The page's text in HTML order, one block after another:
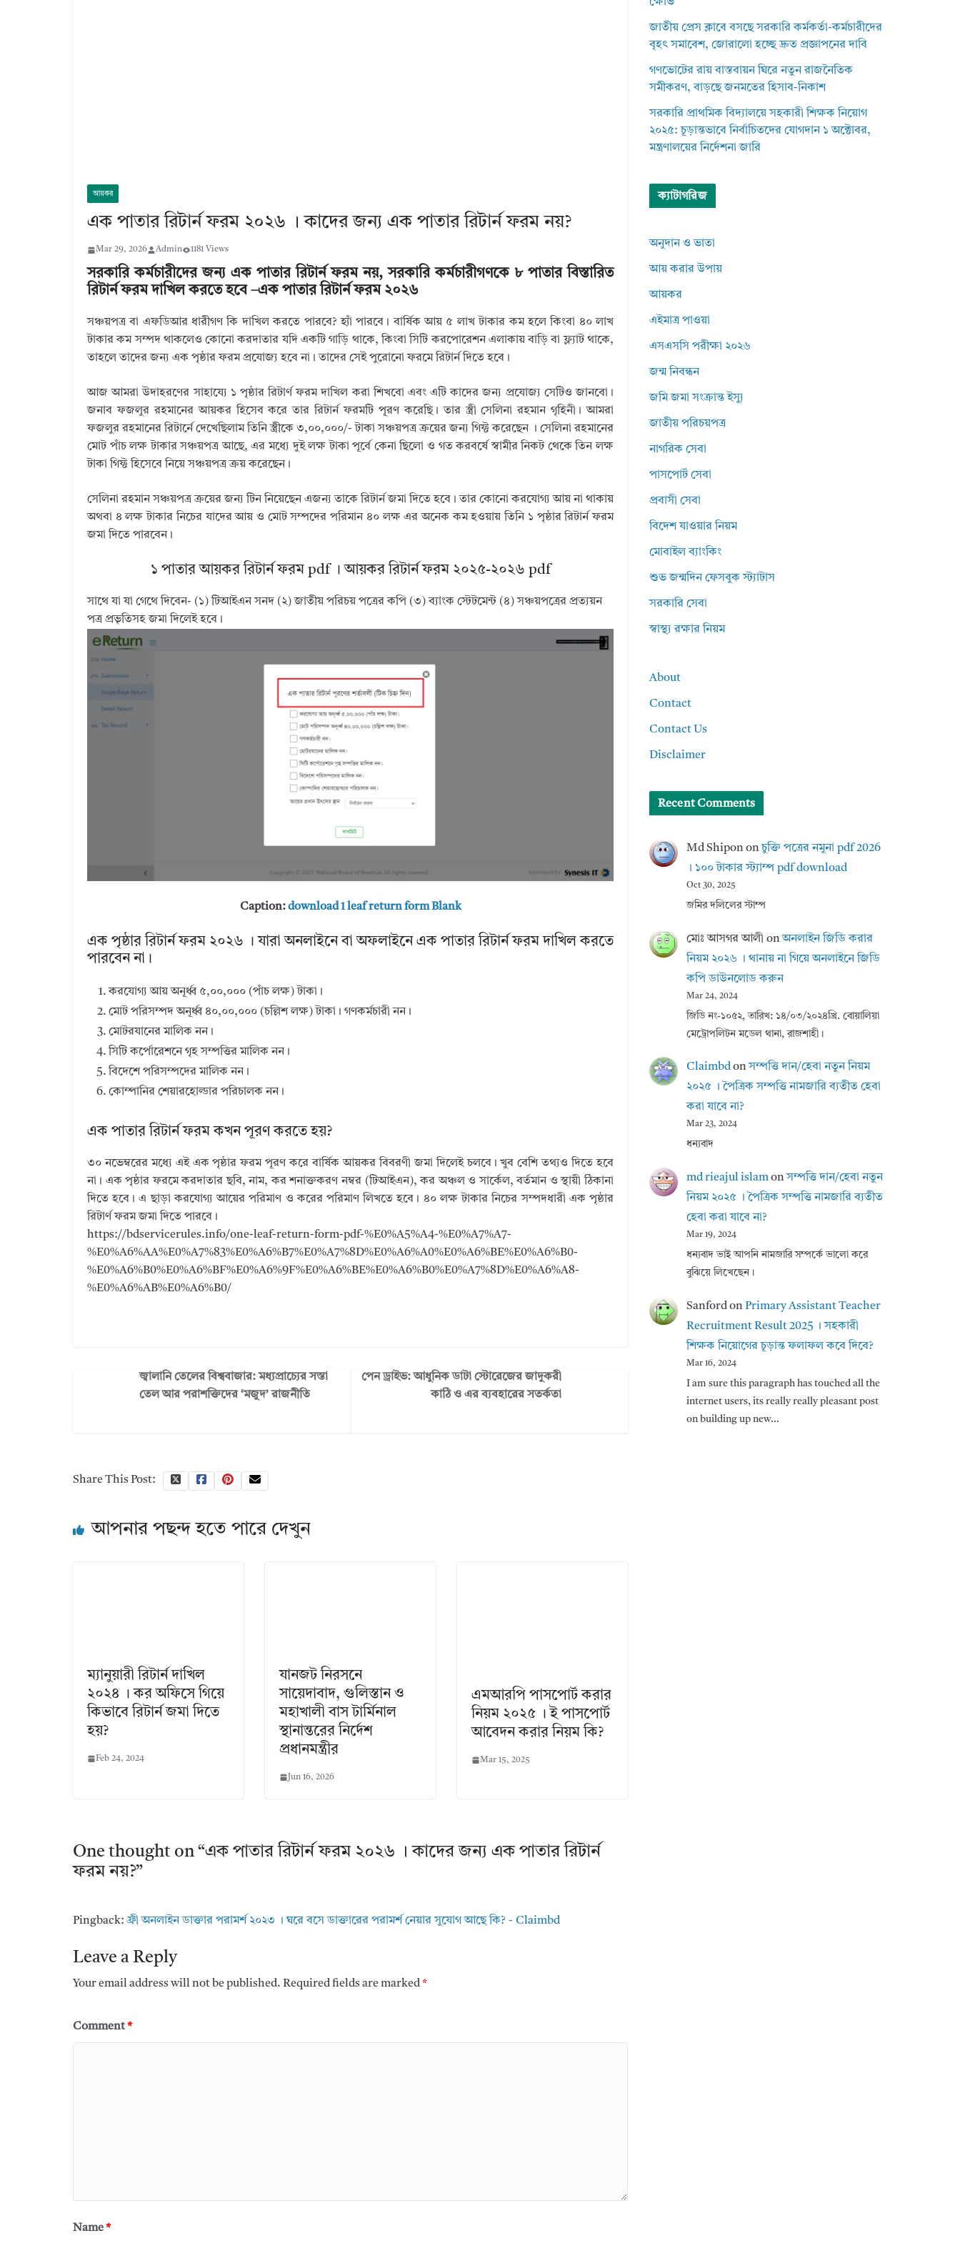
আয়কর
এক পাতার রিটার্ন ফরম ২০২৬ । কাদের জন্য এক পাতার রিটার্ন ফরম নয়?
Mar 29, 2026 Admin 1181 Views
সরকারি কর্মচারীদের জন্য এক পাতার রিটার্ন ফরম নয়, সরকারি কর্মচারীগণকে ৮ পাতার বিস্তারিত
রিটার্ন ফরম দাখিল করতে হবে –এক পাতার রিটার্ন ফরম ২০২৬
সঞ্চয়পত্র বা এফডিআর ধারীগণ কি দাখিল করতে পারবে? হ্যাঁ পারবে। বার্ষিক আয় ৫ লাখ টাকার কম হলে কিংবা ৪০ লাখ
টাকার কম সম্পদ থাকলেও কোনো করদাতার যদি একটি গাড়ি থাকে, কিংবা সিটি করপোরেশন এলাকায় বাড়ি বা ফ্ল্যাট থাকে,
তাহলে তাদের জন্য এক পৃষ্ঠার ফরম প্রযোজ্য হবে না। তাদের সেই পুরোনো ফরমে রিটার্ন দিতে হবে।
আজ আমরা উদাহরণের সাহায্যে ১ পৃষ্ঠার রিটার্ণ ফরম দাখিল করা শিখবো এবং এটি কাদের জন্য প্রযোজ্য সেটিও জানবো।
জনাব ফজলুর রহমানের আয়কর হিসেব করে তার রিটার্ন ফরমটি পূরণ করেছি। তার স্ত্রী সেলিনা রহমান গৃহিনী। আমরা
ফজলুর রহমানের রিটার্নে দেখেছিলাম তিনি স্ত্রীকে ৩,০০,০০০/- টাকা সঞ্চয়পত্র ক্রয়ের জন্য গিফ্ট করেছেন । সেলিনা রহমানের
মোট পাঁচ লক্ষ টাকার সঞ্চয়পত্র আছে, এর মধ্যে দুই লক্ষ টাকা পূর্বে কেনা ছিলো ও গত করবর্ষে স্বামীর নিকট থেকে তিন লক্ষ
টাকা গিফ্ট হিসেবে নিয়ে সঞ্চয়পত্র ক্রয় করেছেন।
সেলিনা রহমান সঞ্চয়পত্র ক্রয়ের জন্য টিন নিয়েছেন এজন্য তাকে রিটার্ন জমা দিতে হবে। তার কোনো করযোগ্য আয় না থাকায়
অথবা ৪ লক্ষ টাকার নিচের যাদের আয় ও মোট সম্পদের পরিমান ৪০ লক্ষ এর অনেক কম হওয়ায় তিনি ১ পৃষ্ঠার রিটার্ন ফরম
জমা দিতে পারবেন।
১ পাতার আয়কর রিটার্ন ফরম pdf । আয়কর রিটার্ন ফরম ২০২৫-২০২৬ pdf
সাথে যা যা গেথে দিবেন- (১) টিআইএন সনদ (২) জাতীয় পরিচয় পত্রের কপি (৩) ব্যাংক স্টেটমেন্ট (৪) সঞ্চয়পত্রের প্রত্যয়ন
পত্র প্রভৃতিসহ জমা দিলেই হবে।
Caption:download 1 leaf return form Blank
এক পৃষ্ঠার রিটার্ন ফরম ২০২৬ । যারা অনলাইনে বা অফলাইনে এক পাতার রিটার্ন ফরম দাখিল করতে
পারবেন না।
করযোগ্য আয় অনূর্ধ্ব ৫,০০,০০০ (পাঁচ লক্ষ) টাকা।
মোট পরিসম্পদ অনূর্ধ্ব ৪০,০০,০০০ (চল্লিশ লক্ষ) টাকা। গণকর্মচারী নন।
মোটরযানের মালিক নন।
সিটি কর্পোরেশনে গৃহ সম্পত্তির মালিক নন।
বিদেশে পরিসম্পদের মালিক নন।
কোম্পানির শেয়ারহোল্ডার পরিচালক নন।
এক পাতার রিটার্ন ফরম কখন পূরণ করতে হয়?
৩০ নভেম্বরের মধ্যে এই এক পৃষ্ঠার ফরম পূরণ করে বার্ষিক আয়কর বিবরণী জমা দিলেই চলবে। খুব বেশি তথ্যও দিতে হবে
না। এক পৃষ্ঠার ফরমে করদাতার ছবি, নাম, কর শনাক্তকরণ নম্বর (টিআইএন), কর অঞ্চল ও সার্কেল, বর্তমান ও স্থায়ী ঠিকানা
দিতে হবে। এ ছাড়া করযোগ্য আয়ের পরিমাণ ও করের পরিমাণ লিখতে হবে। ৪০ লক্ষ টাকার নিচের সম্পদধারী এক পৃষ্ঠার
রিটার্ণ ফরম জমা দিতে পারবে।
https://bdservicerules.info/one-leaf-return-form-pdf-%E0%A5%A4-%E0%A7%A7-
%E0%A6%AA%E0%A7%83%E0%A6%B7%E0%A7%8D%E0%A6%A0%E0%A6%BE%E0%A6%B0-
%E0%A6%B0%E0%A6%BF%E0%A6%9F%E0%A6%BE%E0%A6%B0%E0%A7%8D%E0%A6%A8-
%E0%A6%AB%E0%A6%B0/
জ্বালানি তেলের বিশ্ববাজার: মধ্যপ্রাচ্যের সস্তা
তেল আর পরাশক্তিদের ‘মজুদ’ রাজনীতি
পেন ড্রাইভ: আধুনিক ডাটা স্টোরেজের জাদুকরী
কাঠি ও এর ব্যবহারের সতর্কতা
Share This Post:
আপনার পছন্দ হতে পারে দেখুন
ম্যানুয়ারী রিটার্ন দাখিল
২০২৪ । কর অফিসে গিয়ে
কিভাবে রিটার্ন জমা দিতে
হয়?
Feb 24, 2024
যানজট নিরসনে
সায়েদাবাদ, গুলিস্তান ও
মহাখালী বাস টার্মিনাল
স্থানান্তরের নির্দেশ
প্রধানমন্ত্রীর
Jun 16, 2026
এমআরপি পাসপোর্ট করার
নিয়ম ২০২৫ । ই পাসপোর্ট
আবেদন করার নিয়ম কি?
Mar 15, 2025
One thought on “এক পাতার রিটার্ন ফরম ২০২৬ । কাদের জন্য এক পাতার রিটার্ন
ফরম নয়?”
Pingback: ফ্রী অনলাইন ডাক্তার পরামর্শ ২০২৩ । ঘরে বসে ডাক্তারের পরামর্শ নেয়ার সুযোগ আছে কি? - Claimbd
Leave a Reply
Your email address will not be published. Required fields are marked*
Comment*
Name*
জাতীয় প্রেস ক্লাবে বসছে সরকারি কর্মকর্তা-কর্মচারীদের
বৃহৎ সমাবেশ, জোরালো হচ্ছে দ্রুত প্রজ্ঞাপনের দাবি
গণভোটের রায় বাস্তবায়ন ঘিরে নতুন রাজনৈতিক
সমীকরণ, বাড়ছে জনমতের হিসাব-নিকাশ
সরকারি প্রাথমিক বিদ্যালয়ে সহকারী শিক্ষক নিয়োগ
২০২৫: চূড়ান্তভাবে নির্বাচিতদের যোগদান ১ অক্টোবর,
মন্ত্রণালয়ের নির্দেশনা জারি
ক্যাটাগরিজ
অনুদান ও ভাতা
আয় করার উপায়
আয়কর
এইমাত্র পাওয়া
এসএসসি পরীক্ষা ২০২৬
জন্ম নিবন্ধন
জমি জমা সংক্রান্ত ইস্যু
জাতীয় পরিচয়পত্র
নাগরিক সেবা
পাসপোর্ট সেবা
প্রবাসী সেবা
বিদেশ যাওয়ার নিয়ম
মোবাইল ব্যাংকিং
শুভ জন্মদিন ফেসবুক স্ট্যাটাস
সরকারি সেবা
স্বাস্থ্য রক্ষার নিয়ম
About
Contact
Contact Us
Disclaimer
Recent Comments
Md Shipononচুক্তি পত্রের নমুনা pdf 2026
। ১০০ টাকার স্ট্যাম্প pdf download
Oct 30, 2025
জমির দলিলের স্টাম্প
মোঃ আসগর আলী onঅনলাইন জিডি করার
নিয়ম ২০২৬ । থানায় না গিয়ে অনলাইনে জিডি
কপি ডাউনলোড করুন
Mar 24, 2024
জিডি নং-১০৫২, তারিখ: ১৪/০৩/২০২৪খ্রি. বোয়ালিয়া
মেট্রোপলিটন মডেল থানা, রাজশাহী।
Claimbdonসম্পত্তি দান/হেবা নতুন নিয়ম
২০২৫ । পৈত্রিক সম্পত্তি নামজারি ব্যতীত হেবা
করা যাবে না?
Mar 23, 2024
ধন্যবাদ
md rieajul islamonসম্পত্তি দান/হেবা নতুন
নিয়ম ২০২৫ । পৈত্রিক সম্পত্তি নামজারি ব্যতীত
হেবা করা যাবে না?
Mar 19, 2024
ধন্যবাদ ভাই আপনি নামজারি সম্পর্কে ভালো করে
বুঝিয়ে লিখেছেন।
SanfordonPrimary Assistant Teacher
Recruitment Result 2025 । সহকারী
শিক্ষক নিয়োগের চূড়ান্ত ফলাফল কবে দিবে?
Mar 16, 2024
I am sure this paragraph has touched all the
internet users, its really really pleasant post
on building up new…